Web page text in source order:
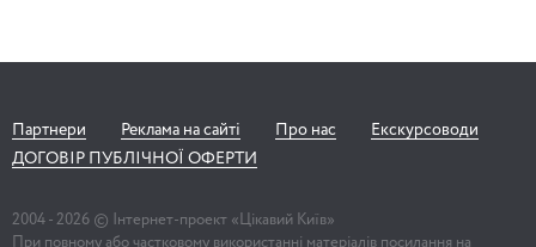
Партнери Реклама на сайті Про нас
Екскурсоводи
ДОГОВІР ПУБЛІЧНОЇ ОФЕРТИ
2004 - 2026 © Інтернет-проект «Цікавий Київ»
При повному або частковому використанні матеріалів посилання на